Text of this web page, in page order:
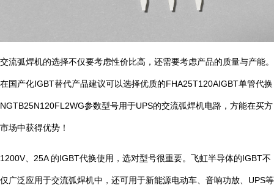
交流弧焊机的选择不仅要考虑性价比高，还需要考虑产品的质量与产能。
在国产化IGBT替代产品建议可以选择优质的FHA25T120AIGBT单管代换
NGTB25N120FL2WG参数型号用于UPS的交流弧焊机电路，方能在买方
市场中获得优势！
1200V、25A 的IGBT代换使用，选对型号很重要。飞虹半导体的IGBT不
仅广泛应用于交流弧焊机中，还可用于新能源电动车、音响功放、UPS等